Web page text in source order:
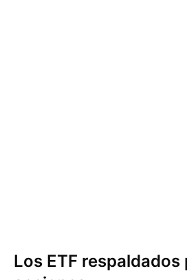
Los ETF respaldados